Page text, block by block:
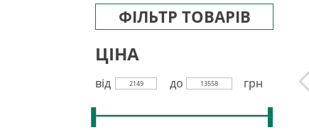
ФІЛЬТР ТОВАРІВ
ЦІНА
від 2149 до 13558 грн
Україна
дошку